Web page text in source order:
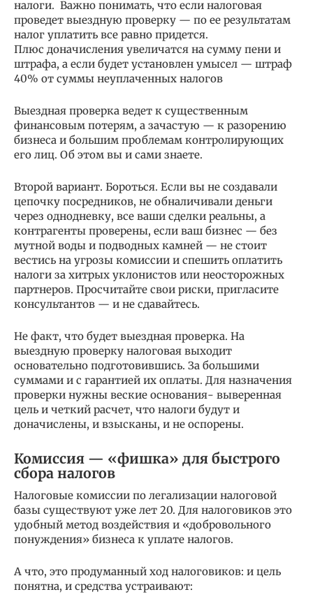
налоги. Важно понимать, что если налоговая
проведет выездную проверку — по ее результатам
налог уплатить все равно придется.
Плюс доначисления увеличатся на сумму пени и
штрафа, а если будет установлен умысел — штраф
40% от суммы неуплаченных налогов
Выездная проверка ведет к существенным
финансовым потерям, а зачастую — к разорению
бизнеса и большим проблемам контролирующих
его лиц. Об этом вы и сами знаете.
Второй вариант. Бороться. Если вы не создавали
цепочку посредников, не обналичивали деньги
через однодневку, все ваши сделки реальны, а
контрагенты проверены, если ваш бизнес — без
мутной воды и подводных камней — не стоит
вестись на угрозы комиссии и спешить оплатить
налоги за хитрых уклонистов или неосторожных
партнеров. Просчитайте свои риски, пригласите
консультантов — и не сдавайтесь.
Не факт, что будет выездная проверка. На
выездную проверку налоговая выходит
основательно подготовившись. За большими
суммами и с гарантией их оплаты. Для назначения
проверки нужны веские основания- выверенная
цель и четкий расчет, что налоги будут и
доначислены, и взысканы, и не оспорены.
Комиссия — «фишка» для быстрого
сбора налогов
Налоговые комиссии по легализации налоговой
базы существуют уже лет 20. Для налоговиков это
удобный метод воздействия и «добровольного
понуждения» бизнеса к уплате налогов.
А что, это продуманный ход налоговиков: и цель
понятна, и средства устраивают: